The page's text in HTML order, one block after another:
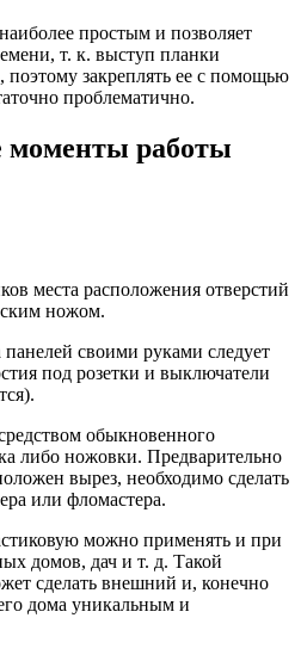
простым и позволяет
т. к. выступ планки
закреплять ее с помощью
проблематично.
моменты работы
места расположения отверстий
ножом.
своими руками следует
под розетки и выключатели
обыкновенного
либо ножовки. Предварительно
вырез, необходимо сделать
или фломастера.
можно применять и при
домов, дач и т. д. Такой
сделать внешний и, конечно
дома уникальным и